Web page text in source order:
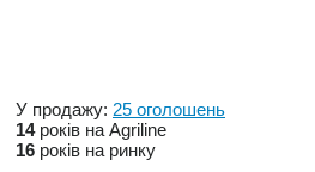
У продажу: 25 оголошень
14років на Agriline
16 років на ринку